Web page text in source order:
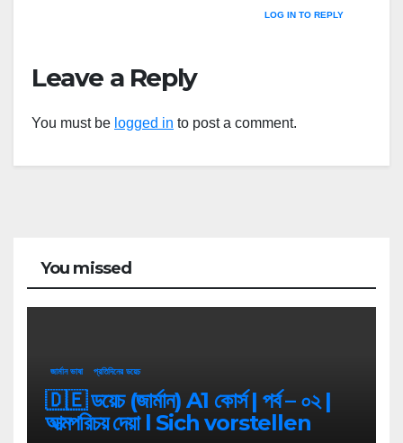
LOG IN TO REPLY
Leave a Reply
You must be logged in to post a comment.
You missed
জার্মান ভাষা প্রতিদিনের ডয়েচ
🇩🇪 ডয়েচ (জার্মান) A1 কোর্স | পর্ব – ০২ |
আত্মপরিচয় দেয়া l Sich vorstellen